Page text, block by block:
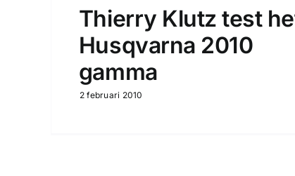
Thierry Klutz test
Husqvarna 2010
gamma
2 februari 2010